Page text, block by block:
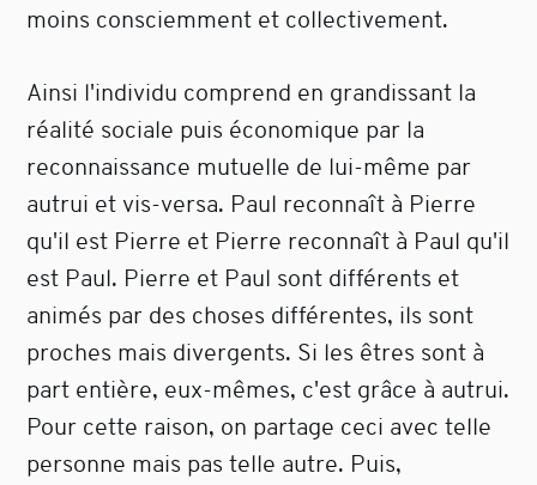
moins consciemment et collectivement.
Ainsi l'individu comprend en grandissant la
réalité sociale puis économique par la
reconnaissance mutuelle de lui-même par
autrui et vis-versa. Paul reconnaît à Pierre
qu'il est Pierre et Pierre reconnaît à Paul qu'il
est Paul. Pierre et Paul sont différents et
animés par des choses différentes, ils sont
proches mais divergents. Si les êtres sont à
part entière, eux-mêmes, c'est grâce à autrui.
Pour cette raison, on partage ceci avec telle
personne mais pas telle autre. Puis,